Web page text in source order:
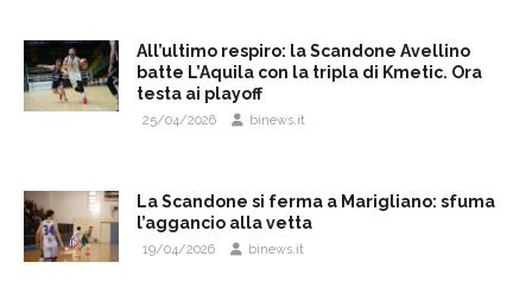
All’ultimo respiro: la Scandone Avellino
batte L’Aquila con la tripla di Kmetic. Ora
testa ai playoff
25/04/2026 binews.it
La Scandone si ferma a Marigliano: sfuma
l’aggancio alla vetta
19/04/2026 binews.it